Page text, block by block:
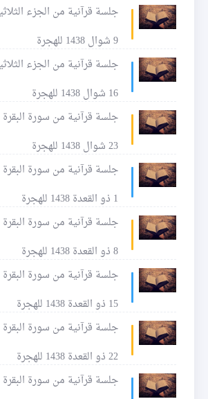
جلسة قرآنية من الجزء الثلاثين (583
9 شوال 1438 للهجرة
جلسة قرآنية من الجزء الثلاثين (594
16 شوال 1438 للهجرة
جلسة قرآنية من سورة البقرة (1 -
23 شوال 1438 للهجرة
جلسة قرآنية من سورة البقرة (13 -
1 ذو القعدة 1438 للهجرة
جلسة قرآنية من سورة البقرة (22 -
8 ذو القعدة 1438 للهجرة
جلسة قرآنية من سورة البقرة (29 -
15 ذو القعدة 1438 للهجرة
جلسة قرآنية من سورة البقرة (37 -
22 ذو القعدة 1438 للهجرة
جلسة قرآنية من سورة البقرة (44 -